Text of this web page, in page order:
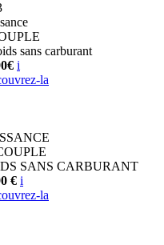
sans carburant
i
la
SANS CARBURANT
€ i
la